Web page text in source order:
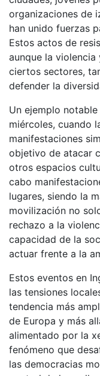
organizaciones de
han unido fuerzas
Estos actos de
aunque la
ciertos sectores,
defender la
Un ejemplo
miércoles, cuando
manifestaciones
objetivo de atacar
otros espacios
cabo
lugares, siendo la
movilización no
rechazo a la
capacidad de la
actuar frente a la
Estos eventos en
las tensiones
tendencia más
de Europa y más
alimentado por la
fenómeno que
las democracias